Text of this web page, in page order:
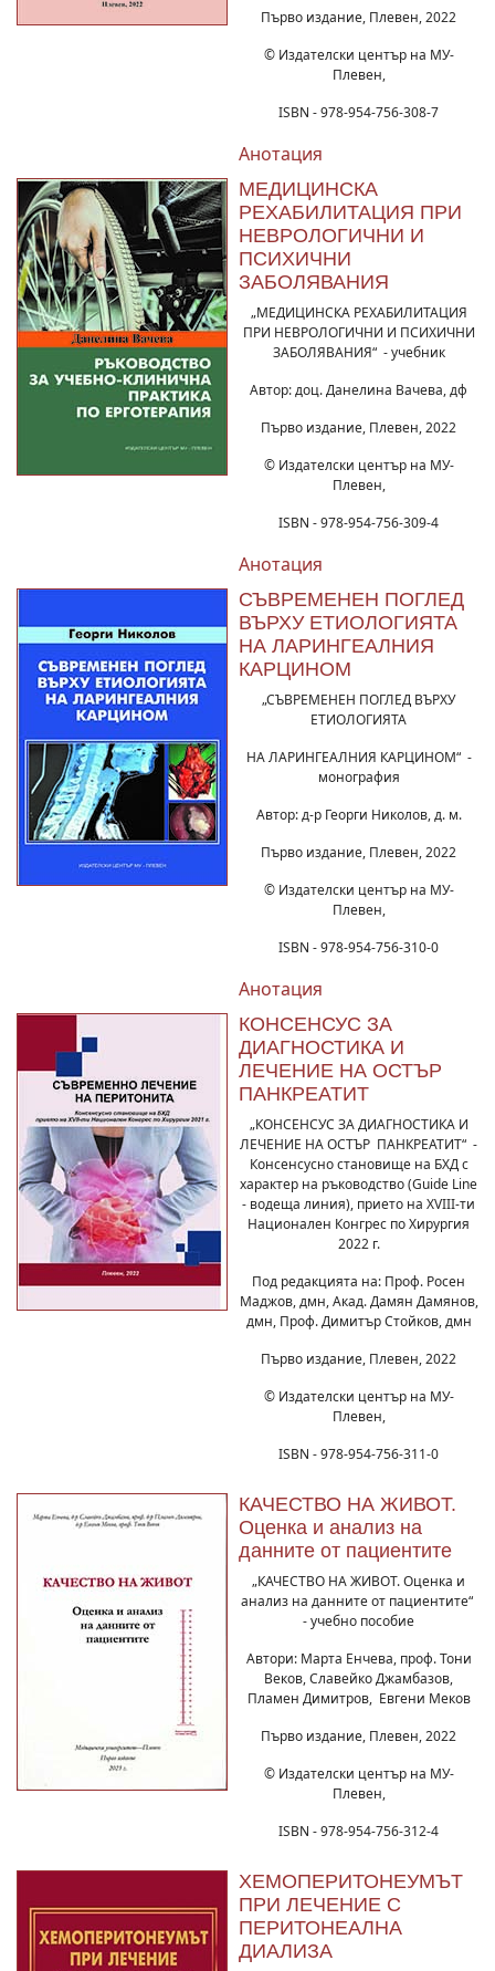
Първо издание, Плевен, 2022
© Издателски център на МУ-
Плевен,
ISBN - 978-954-756-308-7
Анотация
МЕДИЦИНСКА
РЕХАБИЛИТАЦИЯ ПРИ
НЕВРОЛОГИЧНИ И
ПСИХИЧНИ
ЗАБОЛЯВАНИЯ
„МЕДИЦИНСКА РЕХАБИЛИТАЦИЯ
ПРИ НЕВРОЛОГИЧНИ И ПСИХИЧНИ
ЗАБОЛЯВАНИЯ“ - учебник
Автор: доц. Данелина Вачева, дф
Първо издание, Плевен, 2022
© Издателски център на МУ-
Плевен,
ISBN - 978-954-756-309-4
Анотация
СЪВРЕМЕНЕН ПОГЛЕД
ВЪРХУ ЕТИОЛОГИЯТА
НА ЛАРИНГЕАЛНИЯ
КАРЦИНОМ
„СЪВРЕМЕНЕН ПОГЛЕД ВЪРХУ
ЕТИОЛОГИЯТА
НА ЛАРИНГЕАЛНИЯ КАРЦИНОМ“ -
монография
Автор: д-р Георги Николов, д. м.
Първо издание, Плевен, 2022
© Издателски център на МУ-
Плевен,
ISBN - 978-954-756-310-0
Анотация
КОНСЕНСУС ЗА
ДИАГНОСТИКА И
ЛЕЧЕНИЕ НА ОСТЪР
ПАНКРЕАТИТ
„КОНСЕНСУС ЗА ДИАГНОСТИКА И
ЛЕЧЕНИЕ НА ОСТЪР ПАНКРЕАТИТ“ -
Консенсусно становище на БХД с
характер на ръководство (Guide Line
- водеща линия), прието на XVIII-ти
Национален Конгрес по Хирургия
2022 г.
Под редакцията на: Проф. Росен
Маджов, дмн, Акад. Дамян Дамянов,
дмн, Проф. Димитър Стойков, дмн
Първо издание, Плевен, 2022
© Издателски център на МУ-
Плевен,
ISBN - 978-954-756-311-0
КАЧЕСТВО НА ЖИВОТ.
Оценка и анализ на
данните от пациентите
„КАЧЕСТВО НА ЖИВОТ. Оценка и
анализ на данните от пациентите“
- учебно пособие
Автори: Марта Енчева, проф. Тони
Веков, Славейко Джамбазов,
Пламен Димитров, Евгени Меков
Първо издание, Плевен, 2022
© Издателски център на МУ-
Плевен,
ISBN - 978-954-756-312-4
ХЕМОПЕРИТОНЕУМЪТ
ПРИ ЛЕЧЕНИЕ С
ПЕРИТОНЕАЛНА
ДИАЛИЗА